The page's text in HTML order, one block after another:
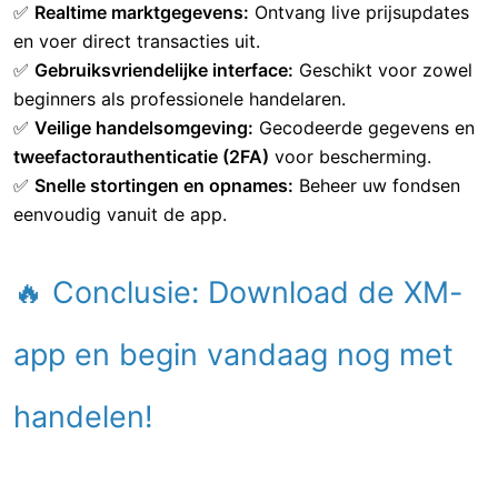
✅ Realtime marktgegevens: Ontvang live prijsupdates
en voer direct transacties uit.
✅ Gebruiksvriendelijke interface: Geschikt voor zowel
beginners als professionele handelaren.
✅ Veilige handelsomgeving: Gecodeerde gegevens en
tweefactorauthenticatie (2FA) voor bescherming.
✅ Snelle stortingen en opnames: Beheer uw fondsen
eenvoudig vanuit de app.
🔥 Conclusie: Download de XM-
app en begin vandaag nog met
handelen!